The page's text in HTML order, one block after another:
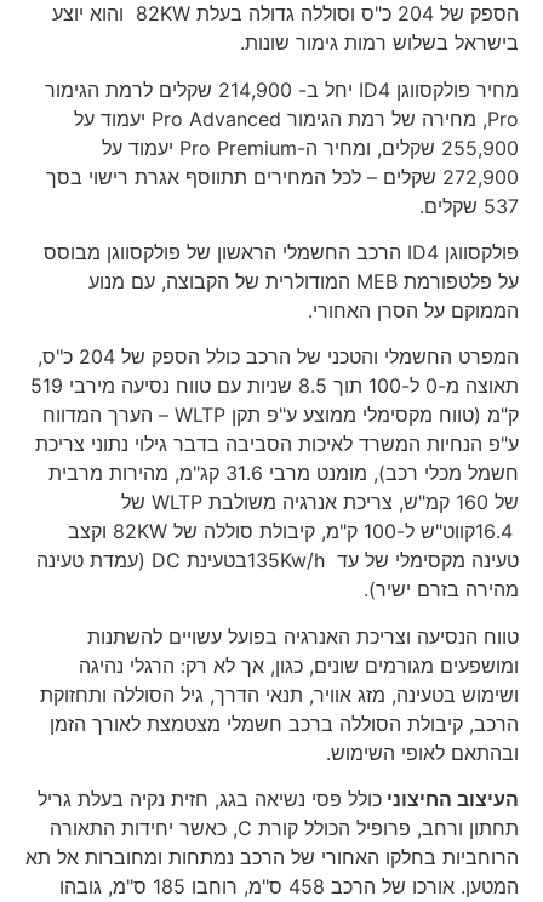
הספק של 204 כ"ס וסוללה גדולה בעלת 82KW והוא יוצע
בישראל בשלוש רמות גימור שונות.
מחיר פולקסווגן ID4 יחל ב- 214,900 שקלים לרמת הגימור
Pro, מחירה של רמת הגימור Pro Advanced יעמוד על
255,900 שקלים, ומחיר ה-Pro Premium יעמוד על
272,900 שקלים – לכל המחירים תתווסף אגרת רישוי בסך
537 שקלים.
פולקסווגן ID4 הרכב החשמלי הראשון של פולקסווגן מבוסס
על פלטפורמת MEB המודולרית של הקבוצה, עם מנוע
הממוקם על הסרן האחורי.
המפרט החשמלי והטכני של הרכב כולל הספק של 204 כ"ס,
תאוצה מ-0 ל-100 תוך 8.5 שניות עם טווח נסיעה מירבי 519
ק"מ (טווח מקסימלי ממוצע ע"פ תקן WLTP – הערך המדווח
ע"פ הנחיות המשרד לאיכות הסביבה בדבר גילוי נתוני צריכת
חשמל מכלי רכב), מומנט מרבי 31.6 קג"מ, מהירות מרבית
של 160 קמ"ש, צריכת אנרגיה משולבת WLTP של
16.4קווט"ש ל-100 ק"מ, קיבולת סוללה של 82KW וקצב
טעינה מקסימלי של עד 135Kw/hבטעינת DC (עמדת טעינה
מהירה בזרם ישיר).
טווח הנסיעה וצריכת האנרגיה בפועל עשויים להשתנות
ומושפעים מגורמים שונים, כגון, אך לא רק: הרגלי נהיגה
ושימוש בטעינה, מזג אוויר, תנאי הדרך, גיל הסוללה ותחזוקת
הרכב, קיבולת הסוללה ברכב חשמלי מצטמצת לאורך הזמן
ובהתאם לאופי השימוש.
העיצוב החיצוני כולל פסי נשיאה בגג, חזית נקיה בעלת גריל
תחתון ורחב, פרופיל הכולל קורת C, כאשר יחידות התאורה
הרוחביות בחלקו האחורי של הרכב נמתחות ומחוברות אל תא
המטען. אורכו של הרכב 458 ס"מ, רוחבו 185 ס"מ, גובהו